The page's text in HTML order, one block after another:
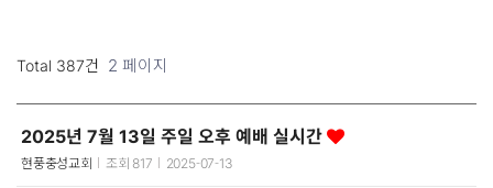
Total 387건 2 페이지
2025년 7월 13일 주일 오후 예배 실시간
현풍충성교회 조회 817 2025-07-13